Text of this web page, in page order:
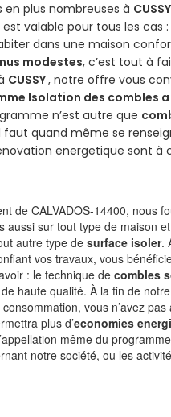
en plus nombreuses à
valable pour tous les cas
dans une maison
modestes, c’est tout à
CUSSY, notre offre vous
Isolation des combles a
n’est autre que
faut quand même se
energetique sont à
de CALVADOS-14400, nous
aussi sur tout type de maison
autre type desurface isoler.
vos travaux, vous
: le technique decombles
haute qualité. À la fin de
vous n’avez
plus d’economies
même du
notre société, ou les